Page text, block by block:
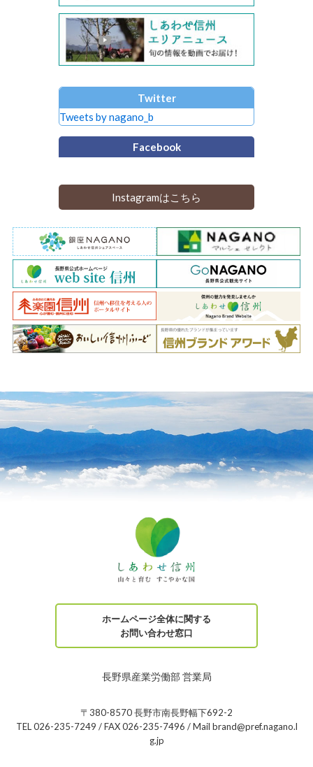
Twitter
Tweets by nagano_b
Facebook
Instagramはこちら
ホームページ全体に関する
お問い合わせ窓口
長野県産業労働部 営業局
〒380-8570 長野市南長野幅下692-2
TEL 026-235-7249 / FAX 026-235-7496 / Mail brand@pref.nagano.l
g.jp